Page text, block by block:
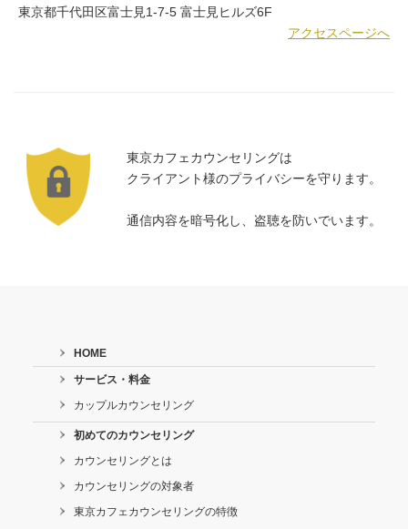
東京都千代田区富士見1-7-5 富士見ヒルズ6F
アクセスページへ
東京カフェカウンセリングは
クライアント様のプライバシーを守ります。
通信内容を暗号化し、盗聴を防いでいます。
HOME
サービス・料金
カップルカウンセリング
初めてのカウンセリング
カウンセリングとは
カウンセリングの対象者
東京カフェカウンセリングの特徴